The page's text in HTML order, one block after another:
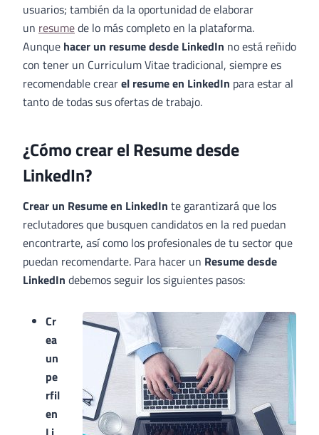
usuarios; también da la oportunidad de elaborar
un resumede lo más completo en la plataforma.
Aunque hacer un resume desde LinkedIn no está reñido
con tener un Curriculum Vitae tradicional, siempre es
recomendable crearel resume en LinkedIn para estar al
tanto de todas sus ofertas de trabajo.
¿Cómo crear el Resume desde
LinkedIn?
Crear un Resume en LinkedIn te garantizará que los
reclutadores que busquen candidatos en la red puedan
encontrarte, así como los profesionales de tu sector que
puedan recomendarte. Para hacer un Resume desde
LinkedIn debemos seguir los siguientes pasos:
Cr
ea
un
pe
rfil
en